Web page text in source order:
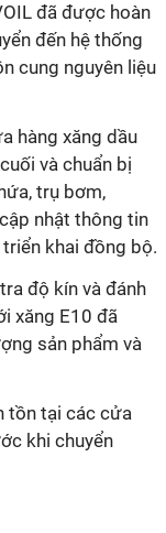
đã được hoàn
đến hệ thống
cung nguyên liệu
hàng xăng dầu
và chuẩn bị
trụ bơm,
nhật thông tin
khai đồng bộ.
độ kín và đánh
xăng E10 đã
sản phẩm và
tồn tại các cửa
khi chuyển